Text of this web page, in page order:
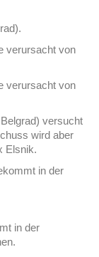
verursacht von
verursacht von
versucht
wird aber
Elsnik.
in der
in der